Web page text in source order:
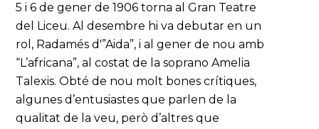
5 i 6 de gener de 1906 torna al Gran Teatre
del Liceu. Al desembre hi va debutar en un
rol, Radamés d'”Aida”, i al gener de nou amb
“L’africana”, al costat de la soprano Amelia
Talexis. Obté de nou molt bones crítiques,
algunes d’entusiastes que parlen de la
qualitat de la veu, però d’altres que